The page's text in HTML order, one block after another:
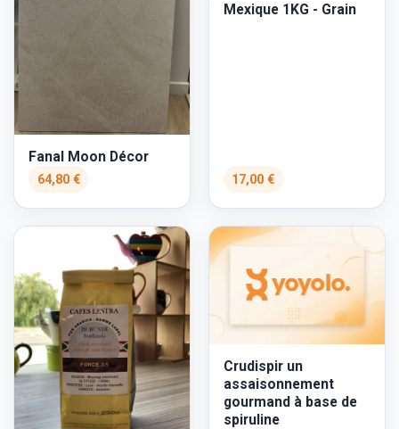
Fanal Moon Décor
64,80 €
Mexique 1KG - Grain
17,00 €
Crudispir un
assaisonnement
gourmand à base de
spiruline